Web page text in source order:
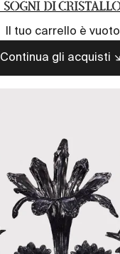
Sogni di cristallo
Il tuo carrello è vuoto
Continua gli acquisti